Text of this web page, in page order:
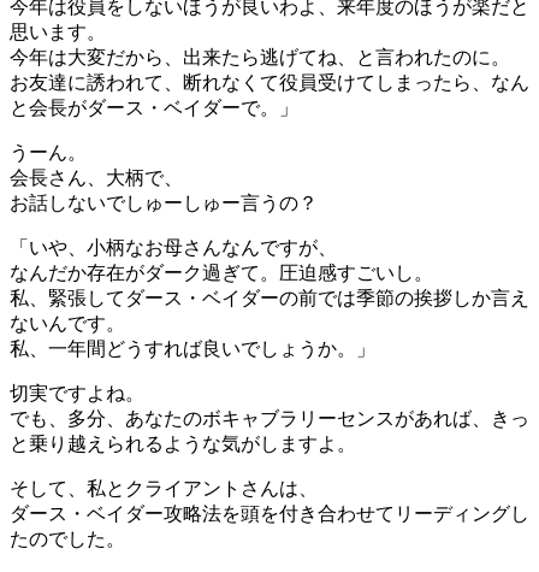
今年は役員をしないほうが良いわよ、来年度のほうが楽だと
思います。
今年は大変だから、出来たら逃げてね、と言われたのに。
お友達に誘われて、断れなくて役員受けてしまったら、なん
と会長がダース・ベイダーで。」
うーん。
会長さん、大柄で、
お話しないでしゅーしゅー言うの？
「いや、小柄なお母さんなんですが、
なんだか存在がダーク過ぎて。圧迫感すごいし。
私、緊張してダース・ベイダーの前では季節の挨拶しか言え
ないんです。
私、一年間どうすれば良いでしょうか。」
切実ですよね。
でも、多分、あなたのボキャブラリーセンスがあれば、きっ
と乗り越えられるような気がしますよ。
そして、私とクライアントさんは、
ダース・ベイダー攻略法を頭を付き合わせてリーディングし
たのでした。